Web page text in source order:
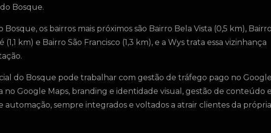
Bosque.
os bairros mais próximos são Bairro Bela Vista (0,5 km),
(1,1 km) e Bairro São Francisco (1,3 km), e a Wys trata essa vizinhança
do Bosque pode trabalhar com gestão de tráfego pago no
no Google Maps, branding e identidade visual, gestão de conteúdo
automação, sempre integrados e voltados a atrair clientes da própria